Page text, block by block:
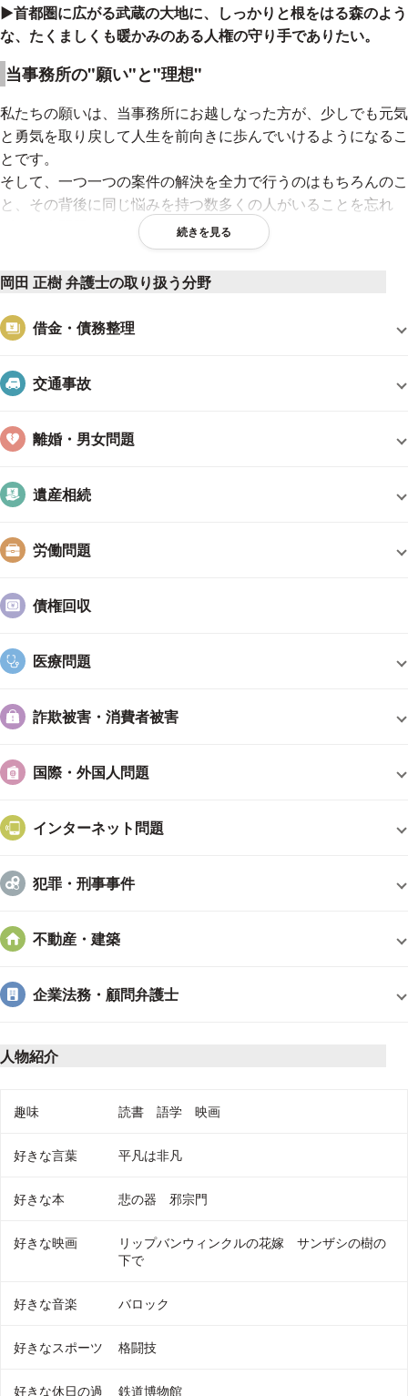
▶首都圏に広がる武蔵の大地に、しっかりと根をはる森のよう
な、たくましくも暖かみのある人権の守り手でありたい。
当事務所の"願い"と"理想"
私たちの願いは、当事務所にお越しなった方が、少しでも元気
と勇気を取り戻して人生を前向きに歩んでいけるようになるこ
とです。
そして、一つ一つの案件の解決を全力で行うのはもちろんのこ
と、その背後に同じ悩みを持つ数多くの人がいることを忘れ
ず、社会問題の解決を追求することを理想としております。
らゆる問題において、常に市民の目線で、誰もが正当な権利を
元々は理系の人間ですので、自然法則に反する不合理なことは
許せない、というのが口癖ですが、実は情にもろく涙もろい人
間です。
る世の中は万人にとり不幸である」ということ。
寝入りすることのないよう、精一杯サポートさせていただく所
お悩みの方は、まずはお気軽にご相談ください。
＜オンライン相談予約＞
す。
現在，以下の時間帯（相談開始時間）で法律相談枠を設けてお
ります。
火曜日 13時～15時
金曜日 17時～18時
https://reserva.be/musashinomori
旨、お伝えください。
※株式会社コントロールテクノロジー社が運営する予約システ
ム「RESERVA」を利用しています。
大宮東口より徒歩5分
長野新幹線、東武野田線）
＜ホームページ＞
http://www.musashinomori-law.jp/index.html
続きを見る
岡田 正樹 弁護士の取り扱う分野
借金・債務整理
交通事故
離婚・男女問題
遺産相続
労働問題
債権回収
医療問題
詐欺被害・消費者被害
国際・外国人問題
インターネット問題
犯罪・刑事事件
不動産・建築
企業法務・顧問弁護士
人物紹介
趣味 読書 語学 映画
好きな言葉 平凡は非凡
好きな本 悲の器 邪宗門
好きな映画
リップバンウィンクルの花嫁 サンザシの樹の
下で
好きな音楽 バロック
好きなスポーツ 格闘技
好きな休日の過 鉄道博物館